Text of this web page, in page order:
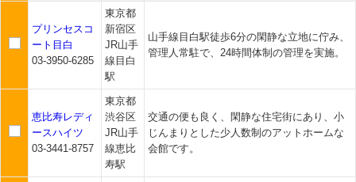
プリンセスコ
ート目白
03-3950-6285
東京都
新宿区
JR山手
線目白
駅
山手線目白駅徒歩6分の閑静な立地に佇み、
管理人常駐で、24時間体制の管理を実施。
恵比寿レディ
ースハイツ
03-3441-8757
東京都
渋谷区
JR山手
線恵比
寿駅
交通の便も良く、閑静な住宅街にあり、小
じんまりとした少人数制のアットホームな
会館です。